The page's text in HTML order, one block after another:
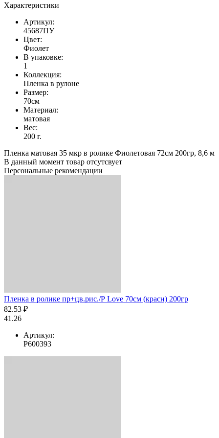
Характеристики
Артикул:
45687ПУ
Цвет:
Фиолет
В упаковке:
1
Коллекция:
Пленка в рулоне
Размер:
70см
Материал:
матовая
Вес:
200 г.
Пленка матовая 35 мкр в ролике Фиолетовая 72см 200гр, 8,6 м
В данный момент товар отсутсвует
Персональные рекомендации
Пленка в ролике пр+цв.рис./Р Love 70см (красн) 200гр
82.53 ₽
41.26
Артикул:
Р600393